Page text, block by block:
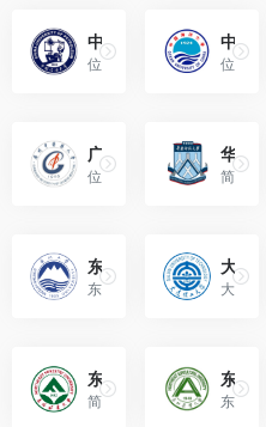
中国石油大学（华东）（China University of Petroleum（East China））
位于山东省青岛市，是中华人民共和国教育部直属全国重点大学，教育部和五大能源企业集团公司、教育部和山东省人民政府共建。
中国海洋大学（Ocean University of China，OUC）
位于山东省青岛市，是中华人民共和国教育部直属的综合性全国重点大学。
广州中医药大学（Guangzhou University of Chinese Medicine）
位于广州市，是教育部、国家中医药管理局与广东省人民政府共建高校，是国家“双一流”建设高校。
华南师范大学（South China Normal University）
简称“华南师大”，主校区位于广东省广州市，是广东省人民政府和教育部共建高校，是国家“双一流”建设高校”、国家“211工程”重点建设大学。
东北大学（Northeastern University）
东北大学位于辽宁省沈阳市，是中华人民共和国教育部直属全国重点大学。
大连理工大学（Dalian University of Technology）
大连理工大学是大连市人民政府、盘锦市人民政府参与共建的教育部直属全国重点大学。
东北林业大学（Northeast Forestry University）
简称东北林大（NEFU），位于黑龙江省哈尔滨市，是一所以林科为优势、林业工程为特色的中华人民共和国教育部直属高校。
东北农业大学（Northeast Agricultural University，NEAU）
东北农业大学位于黑龙江省哈尔滨市，是国家“双一流”建设高校、国家首批“211工程”建设高校。